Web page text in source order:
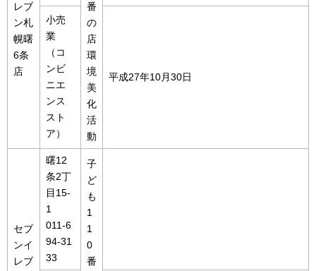
レブ
ン札
幌曙
6条
店
番
の
店
環
境
美
化
活
動
小売
業
（コ
ンビ
ニエ
ンス
スト
ア）
平成27年10月30日
セブ
ンイ
レブ
曙12
条2丁
目15-
1
011-6
94-31
33
子
ど
も
1
1
0
番